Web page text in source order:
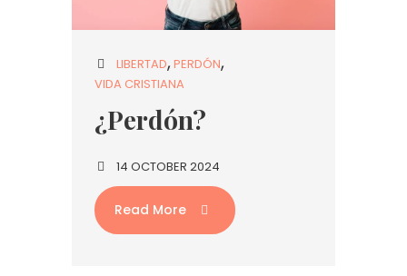
LIBERTAD PERDÓN
VIDA CRISTIANA
¿Perdón?
14 OCTOBER 2024
Read More